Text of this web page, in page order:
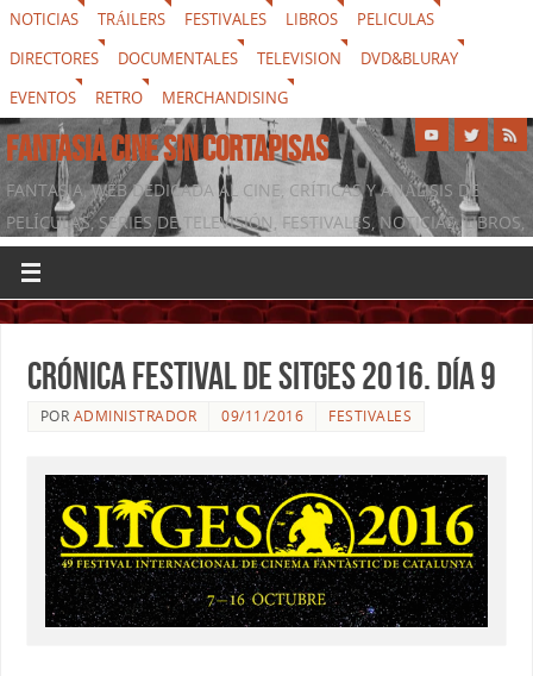
NOTICIAS TRÁILERS FESTIVALES LIBROS
PELICULAS
DIRECTORES
DOCUMENTALES TELEVISION
DVD&BLURAY
EVENTOS
RETRO MERCHANDISING
FANTASIA CINE SIN CORTAPISAS
FANTASIA, WEB DEDICADA AL CINE, CRÍTICAS Y ANÁLISIS DE
PELÍCULAS, SERIES DE TELEVISIÓN, FESTIVALES, NOTICIAS, LIBROS,
DVD & BLURAY, MERCHANDISING Y TODO LO QUE RODEA AL
SÉPTIMO ARTE
Crónica festival de Sitges 2016. Día 9
POR ADMINISTRADOR 09/11/2016 FESTIVALES